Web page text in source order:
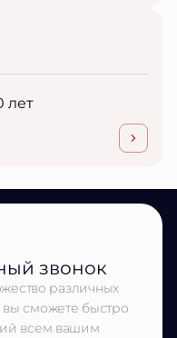
лет
звонок
различных
сможете быстро
всем вашим